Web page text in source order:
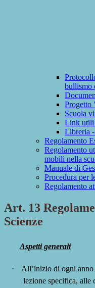
bullismo
Progetto
Scuola
Link utili
Libreria
Regolamento
Regolamento
mobili nella
Manuale di
Procedura per
Regolamento
Art. 13
Scienze
Aspetti generali
·
All’inizio di ogni anno
lezione specifica, alle